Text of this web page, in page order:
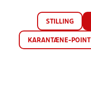
STILLING
KARANTÆNE-POINT